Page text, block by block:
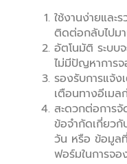
ใช้งานง่ายและ
ติดต่อกลับไปม
อัตโนมัติ ระบบ
ไม่มีปัญหาการ
รองรับการแจ้ง
เตือนทางอีเม
สะดวกต่อการจั
ข้อจำกัดเกี่ยว
วัน หรือ ข้อมูล
ฟอร์มในการจอ